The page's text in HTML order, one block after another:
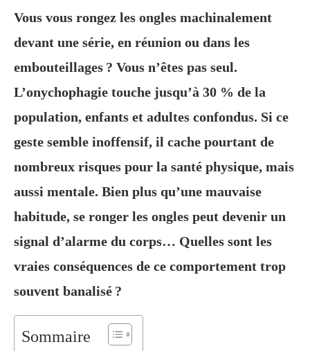
Vous vous rongez les ongles machinalement
devant une série, en réunion ou dans les
embouteillages ? Vous n’êtes pas seul.
L’onychophagie touche jusqu’à 30 % de la
population, enfants et adultes confondus. Si ce
geste semble inoffensif, il cache pourtant de
nombreux risques pour la santé physique, mais
aussi mentale. Bien plus qu’une mauvaise
habitude, se ronger les ongles peut devenir un
signal d’alarme du corps… Quelles sont les
vraies conséquences de ce comportement trop
souvent banalisé ?
Sommaire